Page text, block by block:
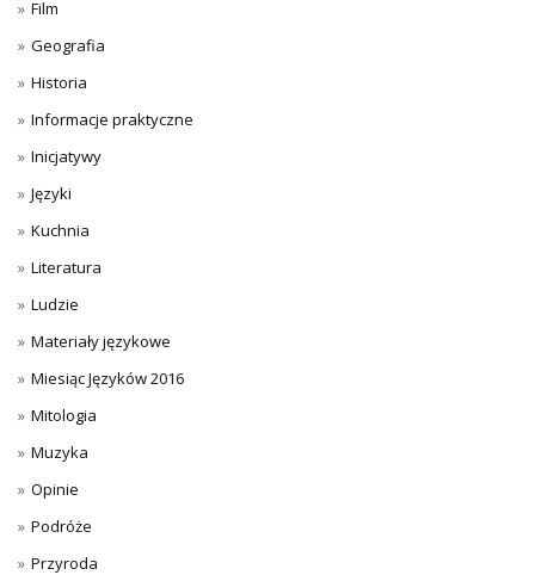
Film
Geografia
Historia
Informacje praktyczne
Inicjatywy
Języki
Kuchnia
Literatura
Ludzie
Materiały językowe
Miesiąc Języków 2016
Mitologia
Muzyka
Opinie
Podróże
Przyroda